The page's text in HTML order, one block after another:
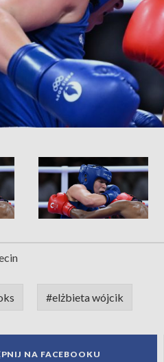
#elżbieta wójcik
NA FACEBOOKU